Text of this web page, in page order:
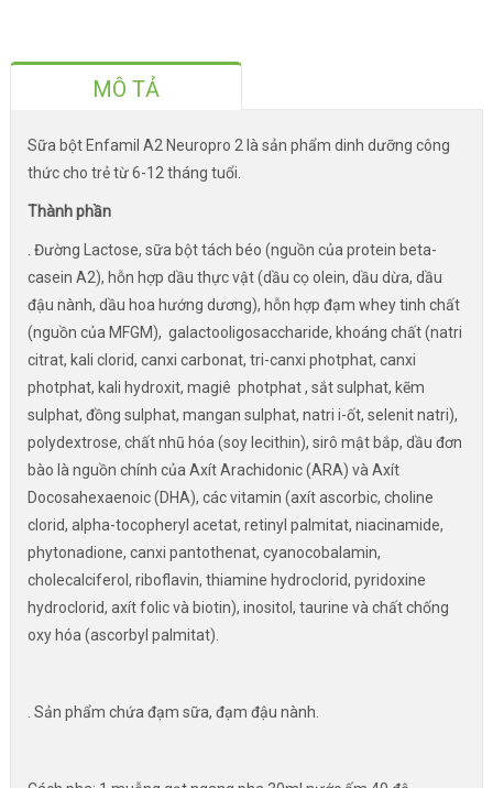
MÔ TẢ
Sữa bột Enfamil A2 Neuropro 2 là sản phẩm dinh dưỡng công
thức cho trẻ từ 6-12 tháng tuổi.
Thành phần
. Đường Lactose, sữa bột tách béo (nguồn của protein beta-
casein A2), hỗn hợp dầu thực vật (dầu cọ olein, dầu dừa, dầu
đậu nành, dầu hoa hướng dương), hỗn hợp đạm whey tinh chất
(nguồn của MFGM), galactooligosaccharide, khoáng chất (natri
citrat, kali clorid, canxi carbonat, tri-canxi photphat, canxi
photphat, kali hydroxit, magiê photphat , sắt sulphat, kẽm
sulphat, đồng sulphat, mangan sulphat, natri i-ốt, selenit natri),
polydextrose, chất nhũ hóa (soy lecithin), sirô mật bắp, dầu đơn
bào là nguồn chính của Axít Arachidonic (ARA) và Axít
Docosahexaenoic (DHA), các vitamin (axít ascorbic, choline
clorid, alpha-tocopheryl acetat, retinyl palmitat, niacinamide,
phytonadione, canxi pantothenat, cyanocobalamin,
cholecalciferol, riboflavin, thiamine hydroclorid, pyridoxine
hydroclorid, axít folic và biotin), inositol, taurine và chất chống
oxy hóa (ascorbyl palmitat).
. Sản phẩm chứa đạm sữa, đạm đậu nành.